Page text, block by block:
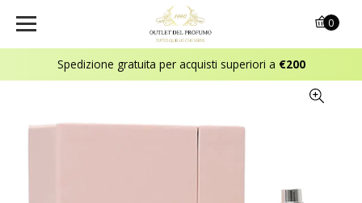
Spedizione gratuita per acquisti superiori a €200
0